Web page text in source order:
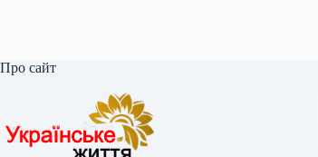
Про сайт